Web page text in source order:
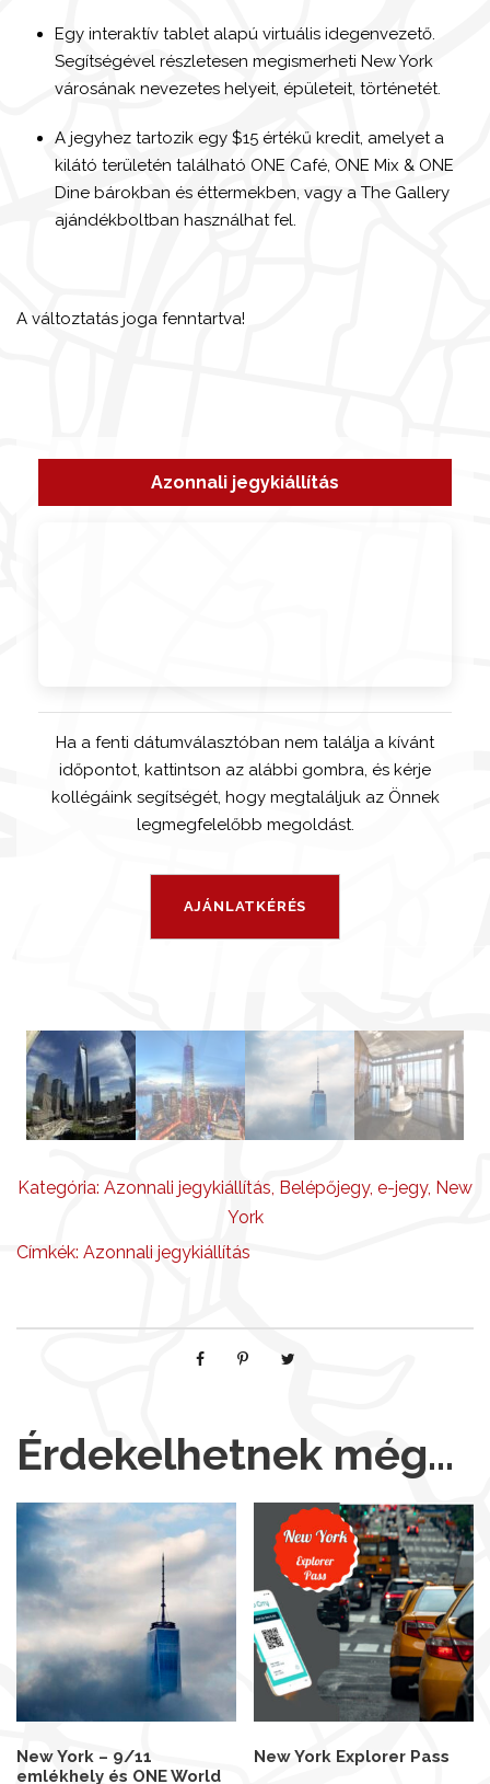
Azonnali jegykiállítás
Ha a fenti dátumválasztóban nem találja a kívánt
időpontot, kattintson az alábbi gombra, és kérje
kollégáink segítségét, hogy megtaláljuk az Önnek
legmegfelelőbb megoldást.
Egy interaktív tablet alapú virtuális idegenvezető.
Segítségével részletesen megismerheti New York
városának nevezetes helyeit, épületeit, történetét.
A jegyhez tartozik egy $15 értékű kredit, amelyet a
kilátó területén található ONE Café, ONE Mix & ONE
Dine bárokban és éttermekben, vagy a The Gallery
ajándékboltban használhat fel.
A változtatás joga fenntartva!
Kategória: Azonnali jegykiállítás Belépőjegy, e-jegy, New
York
Címkék: Azonnali jegykiállítás
Érdekelhetnek még…
New York – 9/11
emlékhely és ONE World
New York Explorer Pass